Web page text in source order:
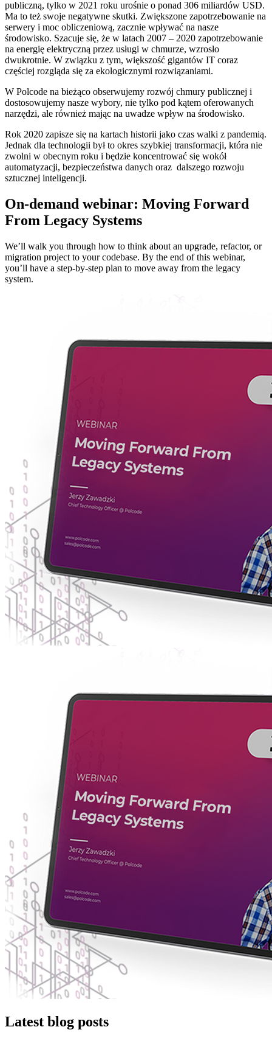
publiczną, tylko w 2021 roku urośnie o ponad 306 miliardów USD.
Ma to też swoje negatywne skutki. Zwiększone zapotrzebowanie na
serwery i moc obliczeniową, zacznie wpływać na nasze
środowisko. Szacuje się, że w latach 2007 – 2020 zapotrzebowanie
na energię elektryczną przez usługi w chmurze, wzrosło
dwukrotnie. W związku z tym, większość gigantów IT coraz
częściej rozgląda się za ekologicznymi rozwiązaniami.
W Polcode na bieżąco obserwujemy rozwój chmury publicznej i
dostosowujemy nasze wybory, nie tylko pod kątem oferowanych
narzędzi, ale również mając na uwadze wpływ na środowisko.
Rok 2020 zapisze się na kartach historii jako czas walki z pandemią.
Jednak dla technologii był to okres szybkiej transformacji, która nie
zwolni w obecnym roku i będzie koncentrować się wokół
automatyzacji, bezpieczeństwa danych oraz dalszego rozwoju
sztucznej inteligencji.
On-demand webinar: Moving Forward
From Legacy Systems
We’ll walk you through how to think about an upgrade, refactor, or
migration project to your codebase. By the end of this webinar,
you’ll have a step-by-step plan to move away from the legacy
system.
Latest blog posts